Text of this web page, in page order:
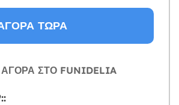
ΤΏΡΑ
ΣΤΟ FUNIDELIA